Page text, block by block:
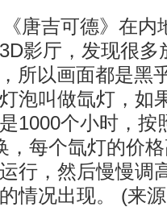
吉可德》在内
影厅，发现很多
所以画面都是黑
泡叫做氙灯，如
1000个小时，按
，每个氙灯的价
行，然后慢慢调
情况出现。 (来